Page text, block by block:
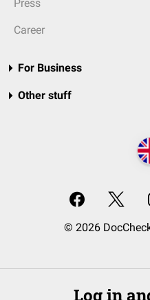
Press
Career
For Business
Other stuff
© 2026
Log in